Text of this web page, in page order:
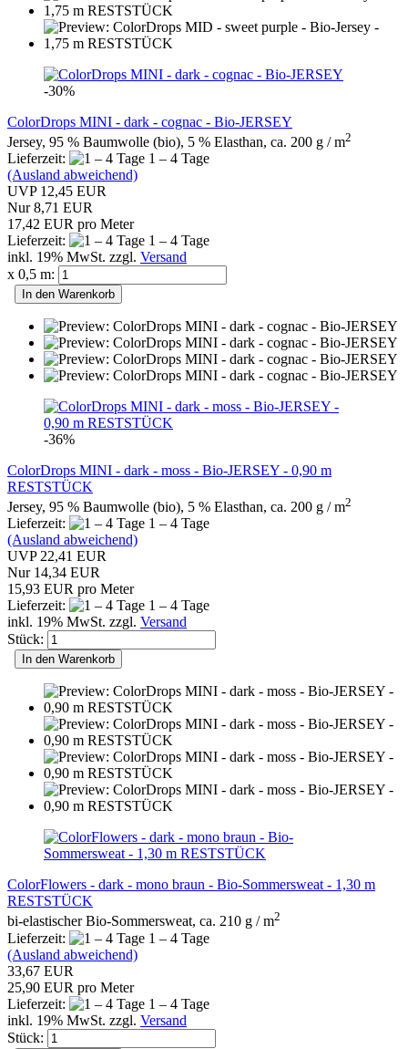
-30%
ColorDrops MINI - dark - cognac - Bio-JERSEY
Jersey, 95 % Baumwolle (bio), 5 % Elasthan, ca. 200 g / m2
Lieferzeit:
1 – 4 Tage
(Ausland abweichend)
UVP 12,45 EUR
Nur 8,71 EUR
17,42 EUR pro Meter
Lieferzeit:
1 – 4 Tage
inkl. 19% MwSt. zzgl. Versand
x 0,5 m:
In den Warenkorb
-36%
ColorDrops MINI - dark - moss - Bio-JERSEY - 0,90 m
RESTSTÜCK
Jersey, 95 % Baumwolle (bio), 5 % Elasthan, ca. 200 g / m2
Lieferzeit:
1 – 4 Tage
(Ausland abweichend)
UVP 22,41 EUR
Nur 14,34 EUR
15,93 EUR pro Meter
Lieferzeit:
1 – 4 Tage
inkl. 19% MwSt. zzgl. Versand
Stück:
In den Warenkorb
ColorFlowers - dark - mono braun - Bio-Sommersweat - 1,30 m
RESTSTÜCK
bi-elastischer Bio-Sommersweat, ca. 210 g / m2
Lieferzeit:
1 – 4 Tage
(Ausland abweichend)
33,67 EUR
25,90 EUR pro Meter
Lieferzeit:
1 – 4 Tage
inkl. 19% MwSt. zzgl. Versand
Stück: